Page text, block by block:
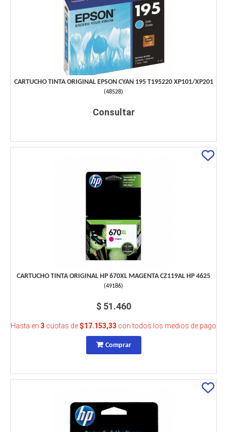
CARTUCHO TINTA ORIGINAL EPSON CYAN 195 T195220 XP101/XP201
(48528)
Consultar
CARTUCHO TINTA ORIGINAL HP 670XL MAGENTA CZ119AL HP 4625
(49186)
$ 51.460
Hasta en 3 cuotas de $17.153,33 con todos los medios de pago
Comprar